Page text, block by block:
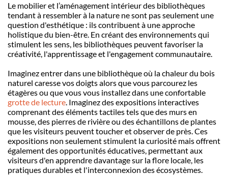
Le mobilier et l’aménagement intérieur des bibliothèques
tendant à ressembler à la nature ne sont pas seulement une
question d'esthétique : ils contribuent à une approche
holistique du bien-être. En créant des environnements qui
stimulent les sens, les bibliothèques peuvent favoriser la
créativité, l'apprentissage et l'engagement communautaire.
Imaginez entrer dans une bibliothèque où la chaleur du bois
naturel caresse vos doigts alors que vous parcourez les
étagères ou que vous vous installez dans une confortable
grotte de lecture. Imaginez des expositions interactives
comprenant des éléments tactiles tels que des murs en
mousse, des pierres de rivière ou des échantillons de plantes
que les visiteurs peuvent toucher et observer de près.Ces
expositions non seulement stimulent la curiosité mais offrent
également des opportunités éducatives, permettant aux
visiteurs d'en apprendre davantage sur la flore locale, les
pratiques durables et l'interconnexion des écosystèmes.